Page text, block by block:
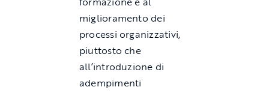
miglioramento dei
processi organizzativi,
piuttosto che
all’introduzione di
adempimenti